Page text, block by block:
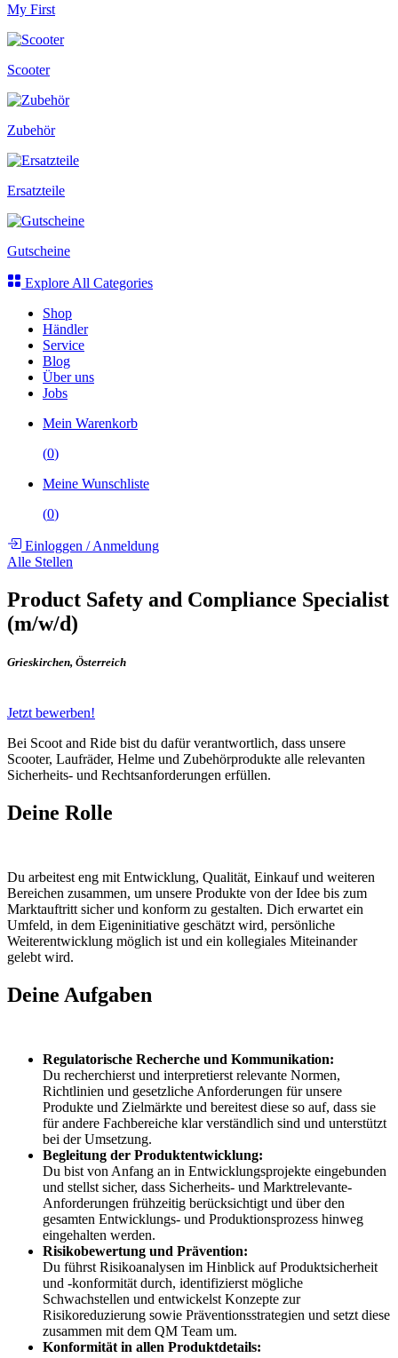
My First
Scooter
Zubehör
Ersatzteile
Gutscheine
Explore All Categories
Shop
Händler
Service
Blog
Über uns
Jobs
Mein Warenkorb
(0)
Meine Wunschliste
(0)
Einloggen /Anmeldung
Alle Stellen
Product Safety and Compliance Specialist
(m/w/d)
Grieskirchen, Österreich
Jetzt bewerben!
Bei Scoot and Ride bist du dafür verantwortlich, dass unsere
Scooter, Laufräder, Helme und Zubehörprodukte alle relevanten
Sicherheits- und Rechtsanforderungen erfüllen.
Deine Rolle
Du arbeitest eng mit Entwicklung, Qualität, Einkauf und weiteren
Bereichen zusammen, um unsere Produkte von der Idee bis zum
Marktauftritt sicher und konform zu gestalten. Dich erwartet ein
Umfeld, in dem Eigeninitiative geschätzt wird, persönliche
Weiterentwicklung möglich ist und ein kollegiales Miteinander
gelebt wird.
Deine Aufgaben
Regulatorische Recherche und Kommunikation:
Du recherchierst und interpretierst relevante Normen,
Richtlinien und gesetzliche Anforderungen für unsere
Produkte und Zielmärkte und bereitest diese so auf, dass sie
für andere Fachbereiche klar verständlich sind und unterstützt
bei der Umsetzung.
Begleitung der Produktentwicklung:
Du bist von Anfang an in Entwicklungsprojekte eingebunden
und stellst sicher, dass Sicherheits- und Marktrelevante-
Anforderungen frühzeitig berücksichtigt und über den
gesamten Entwicklungs- und Produktionsprozess hinweg
eingehalten werden.
Risikobewertung und Prävention:
Du führst Risikoanalysen im Hinblick auf Produktsicherheit
und -konformität durch, identifizierst mögliche
Schwachstellen und entwickelst Konzepte zur
Risikoreduzierung sowie Präventionsstrategien und setzt diese
zusammen mit dem QM Team um.
Konformität in allen Produktdetails: